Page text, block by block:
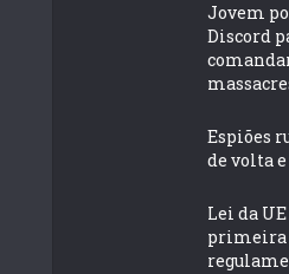
Jovem
Discord
Espiões
de volta
Lei da
primeira